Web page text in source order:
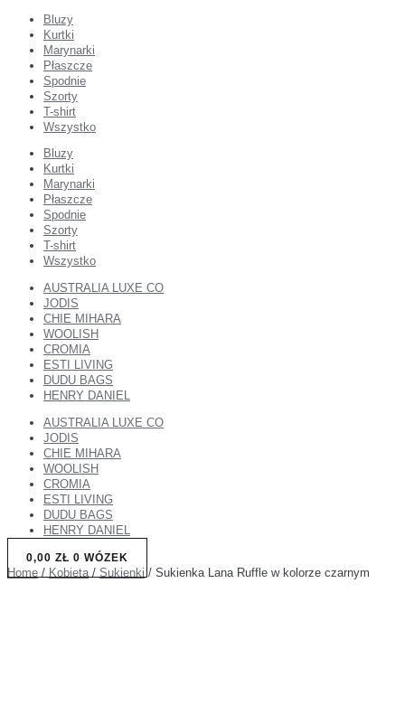
Bluzy
Kurtki
Marynarki
Płaszcze
Spodnie
Szorty
T-shirt
Wszystko
Bluzy
Kurtki
Marynarki
Płaszcze
Spodnie
Szorty
T-shirt
Wszystko
AUSTRALIA LUXE CO
JODIS
CHIE MIHARA
WOOLISH
CROMIA
ESTI LIVING
DUDU BAGS
HENRY DANIEL
AUSTRALIA LUXE CO
JODIS
CHIE MIHARA
WOOLISH
CROMIA
ESTI LIVING
DUDU BAGS
HENRY DANIEL
0,00 ZŁ 0 WÓZEK
Home / Kobieta / Sukienki / Sukienka Lana Ruffle w kolorze czarnym